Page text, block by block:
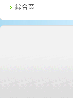
綜合區